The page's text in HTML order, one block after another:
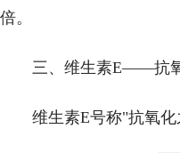
倍。
三、维生素E——抗
维生素E号称"抗氧